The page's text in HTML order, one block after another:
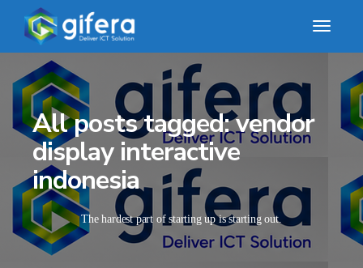
All posts tagged: vendor
display interactive
indonesia
The hardest part of starting up is starting out.